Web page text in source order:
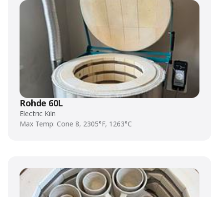
Rohde 60L
Electric Kiln
Max Temp: Cone 8, 2305°F, 1263°C